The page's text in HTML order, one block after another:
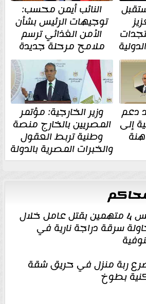
النائب أيمن محسب:
توجيهات الرئيس بشأن
الأمن الغذائي ترسم
ملامح مرحلة جديدة
دعم
إلى
وزير الخارجية: مؤتمر
المصريين بالخارج منصة
وطنية تربط العقول
والخبرات المصرية بالدولة
حبس 4 متهمين بقتل عامل خلال
سرقة دراجة نارية في
ربة منزل في حريق شقة
بطوخ